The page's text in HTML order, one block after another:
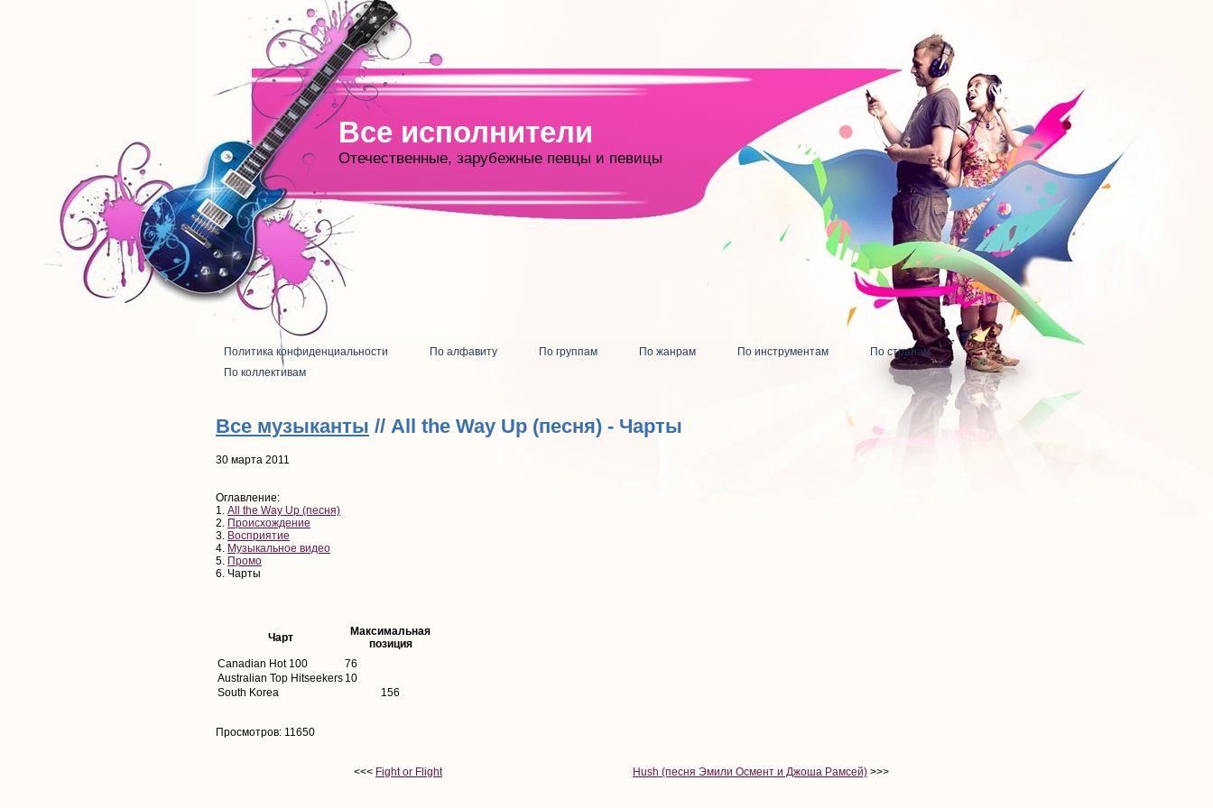
Все исполнители
Отечественные, зарубежные певцы и певицы
Политика конфиденциальности По алфавиту По группам По жанрам По инструментам
По странам
По коллективам
Все музыканты // All the Way Up (песня) - Чарты
30 марта 2011
Оглавление:
1. All the Way Up (песня)
2. Происхождение
3. Восприятие
4. Музыкальное видео
5. Промо
6. Чарты
Чарт
Максимальная
позиция
Canadian Hot 100
76
Australian Top Hitseekers 10
South Korea
156
Просмотров: 11650
<<< Fight or Flight Hush (песня Эмили Осмент и Джоша Рамсей) >>>